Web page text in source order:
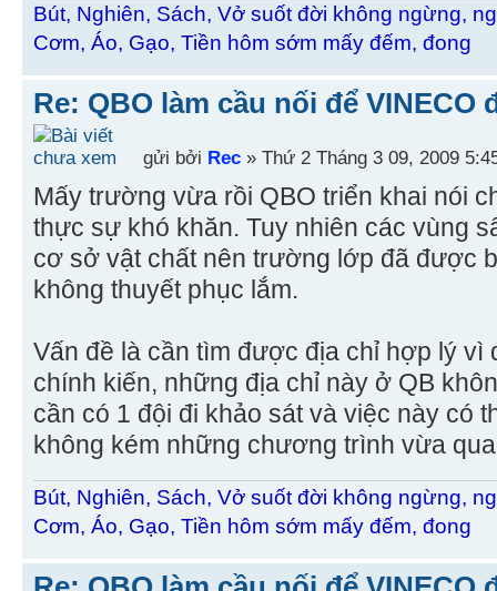
Bút, Nghiên, Sách, Vở suốt đời không ngừng,
Cơm, Áo, Gạo, Tiền hôm sớm mấy đếm, đong
Re: QBO làm cầu nối để VINECO
gửi bởi Rec » Thứ 2 Tháng 3 09, 2009
Mấy trường vừa rồi QBO triển khai nói
thực sự khó khăn. Tuy nhiên các vùng
cơ sở vật chất nên trường lớp đã được
không thuyết phục lắm.
Vấn đề là cần tìm được địa chỉ hợp lý vì
chính kiến, những địa chỉ này ở QB
cần có 1 đội đi khảo sát và việc này có
không kém những chương trình vừa
Bút, Nghiên, Sách, Vở suốt đời không ngừng,
Cơm, Áo, Gạo, Tiền hôm sớm mấy đếm, đong